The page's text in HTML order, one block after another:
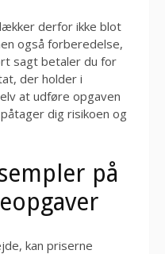
derfor ikke blot
også forberedelse,
sagt betaler du for
der holder i
at udføre opgaven
dig risikoen og
på
kan priserne